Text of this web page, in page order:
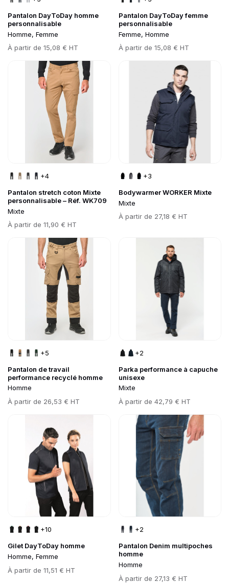
Pantalon DayToDay homme
personnalisable
Homme, Femme
Prix
À partir de 15,08 € HT
Pantalon DayToDay femme
personnalisable
Femme, Homme
Prix
À partir de 15,08 € HT
Pantalon stretch coton Mixte
personnalisable – Réf. WK709
Mixte
Prix
À partir de 11,90 € HT
+4
Go to product page
Bodywarmer WORKER Mixte
Mixte
Prix
À partir de 27,18 € HT
+3
Go to product page
Pantalon de travail
performance recyclé homme
Homme
Prix
À partir de 26,53 € HT
+5
Go to product page
Parka performance à capuche
unisexe
Mixte
Prix
À partir de 42,79 € HT
+2
Go to product page
Gilet DayToDay homme
Homme, Femme
Prix
À partir de 11,51 € HT
+10
Pantalon Denim multipoches
homme
Homme
Prix
À partir de 27,13 € HT
+2
Go to product page